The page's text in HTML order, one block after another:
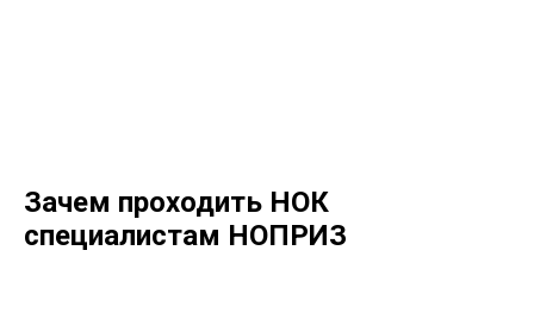
Зачем проходить НОК
специалистам НОПРИЗ